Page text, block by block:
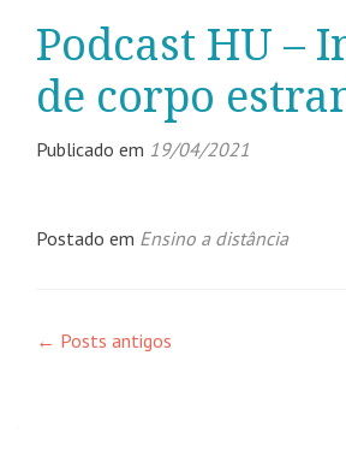
Podcast HU –
de corpo
Publicado em 19/04/2021
Postado em Ensino a distância
← Posts antigos